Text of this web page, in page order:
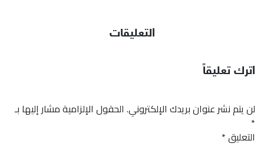
التعليقات
اترك تعليقاً
لن يتم نشر عنوان بريدك الإلكتروني. الحقول الإلزامية مشار إليها بـ
*
التعليق*